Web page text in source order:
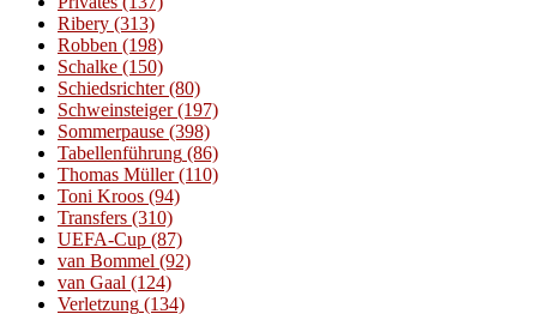
Ribery (313)
Robben (198)
Schalke (150)
Schiedsrichter(80)
Schweinsteiger(197)
Sommerpause (398)
Tabellenführung (86)
Thomas Müller(110)
Toni Kroos (94)
Transfers (310)
UEFA-Cup (87)
van Bommel (92)
van Gaal (124)
Verletzung (134)